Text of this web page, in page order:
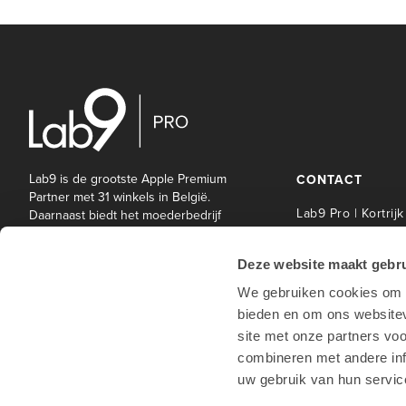
Deze website maakt
We gebruiken cookies
bieden en om ons
site met onze partners
combineren met andere
uw gebruik van hun
Lab9 is de grootste Apple Premium
Partner met 31 winkels in België.
Daarnaast biedt het moederbedrijf
CONTACT
Lab9 Pro | Kortrijk
| Kortrijk
Lab9 Pro |
Lab9 Pro | Waterloo
Lab9 winkels